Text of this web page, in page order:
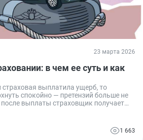
23 марта 2026
в чем ее суть и как
страховая выплатила ущерб, то
спокойно — претензий больше не
выплаты страховщик получает
Рассказываю, как работает этот
от регресса и когда можно
1 663